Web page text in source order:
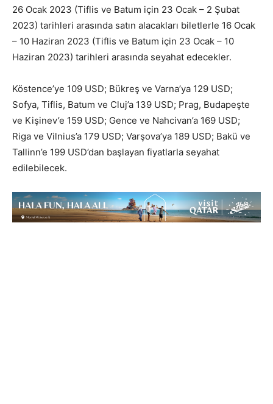
26 Ocak 2023 (Tiflis ve Batum için 23 Ocak – 2 Şubat
2023) tarihleri arasında satın alacakları biletlerle 16 Ocak
– 10 Haziran 2023 (Tiflis ve Batum için 23 Ocak – 10
Haziran 2023) tarihleri arasında seyahat edecekler.
Köstence’ye 109 USD; Bükreş ve Varna’ya 129 USD;
Sofya, Tiflis, Batum ve Cluj’a 139 USD; Prag, Budapeşte
ve Kişinev’e 159 USD; Gence ve Nahcivan’a 169 USD;
Riga ve Vilnius’a 179 USD; Varşova’ya 189 USD; Bakü ve
Tallinn’e 199 USD’dan başlayan fiyatlarla seyahat
edilebilecek.